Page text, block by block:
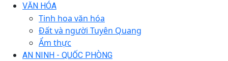
VĂN HÓA
Tinh hoa văn hóa
Đất và người Tuyên Quang
Ẩm thực
AN NINH - QUỐC PHÒNG